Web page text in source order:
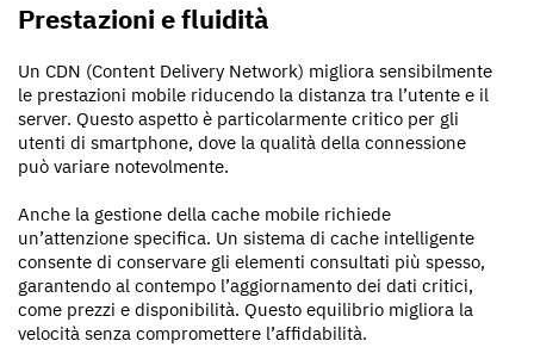
Prestazioni e fluidità
Un CDN (Content Delivery Network) migliora sensibilmente
le prestazioni mobile riducendo la distanza tra l’utente e il
server. Questo aspetto è particolarmente critico per gli
utenti di smartphone, dove la qualità della connessione
può variare notevolmente.
Anche la gestione della cache mobile richiede
un’attenzione specifica. Un sistema di cache intelligente
consente di conservare gli elementi consultati più spesso,
garantendo al contempo l’aggiornamento dei dati critici,
come prezzi e disponibilità. Questo equilibrio migliora la
velocità senza compromettere l’affidabilità.